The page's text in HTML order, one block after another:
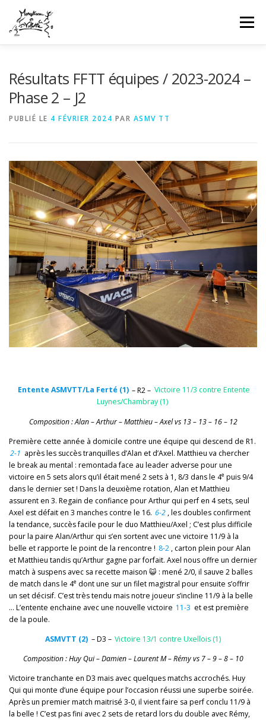
contenu
Menu
Résultats FFTT équipes / 2023-2024 –
Phase 2 – J2
PUBLIÉ LE 4 FÉVRIER 2024 PAR ASMV TT
Entente ASMVTT/La Ferté (1) – R2 – Victoire 11/3 contre Entente
Luynes/Chambray (1)
Composition : Alan – Arthur – Matthieu – Axel vs 13 – 13 – 16 – 12
Première cette année à domicile contre une équipe qui descend de R1.
2-1 après les succès tranquilles d’Alan et d’Axel. Matthieu va chercher
le break au mental : remontada face au leader adverse pour une
victoire en 5 sets alors qu’il était mené 2 sets à 1, 8/3 dans le 4e puis 9/4
dans le dernier set ! Dans la deuxième rotation, Alan et Matthieu
assurent en 3. Regain de confiance pour Arthur qui perf en 4 sets, seul
Axel est défait en 3 manches contre le 16. 6-2 , les doubles confirment
la tendance, succès facile pour le duo Matthieu/Axel ; C’est plus difficile
pour la paire Alan/Arthur qui s’en sortent avec une victoire 11/9 à la
belle et rapporte le point de la rencontre ! 8-2 , carton plein pour Alan
et Matthieu tandis qu’Arthur gagne par forfait. Axel nous offre un dernier
match à suspens avec sa recette maison 😺 : mené 2/0, il sauve 2 balles
de match dans le 4e dont une sur un filet magistral pour ensuite s’offrir
un set décisif. C’est très tendu mais notre joueur s’incline 11/9 à la belle
… L’entente enchaine avec une nouvelle victoire 11-3 et est première
de la poule.
ASMVTT (2) – D3 – Victoire 13/1 contre Uxellois (1)
Composition : Huy Qui – Damien – Laurent M – Rémy vs 7 – 9 – 8 – 10
Victoire tranchante en D3 mais avec quelques matchs accrochés. Huy
Qui qui monte d’une équipe pour l’occasion réussi une superbe soirée.
Après un premier match maitrisé 3-0, il vient faire sa perf conclu 11/9 à
la belle ! C’est pas fini avec 2 sets de retard lors du double avec Rémy,